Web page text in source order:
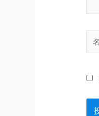
前